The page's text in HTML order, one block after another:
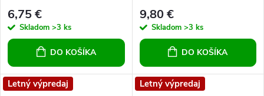
6,75 €
Skladom >3 ks
DO KOŠÍKA
9,80 €
Skladom >3 ks
DO KOŠÍKA
Letný výpredaj Letný výpredaj